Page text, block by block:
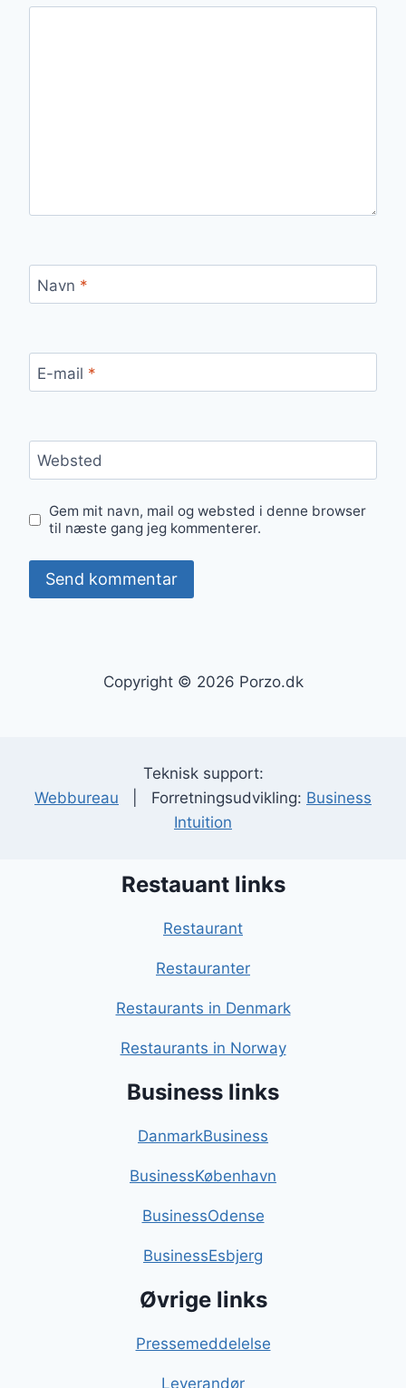
Navn *
E-mail *
Websted
Gem mit navn, mail og websted i denne browser
til næste gang jeg kommenterer.
Copyright © 2026 Porzo.dk
Teknisk support:
Webbureau | Forretningsudvikling: Business
Intuition
Restauant links
Restaurant
Restauranter
Restaurants in Denmark
Restaurants in Norway
Business links
DanmarkBusiness
BusinessKøbenhavn
BusinessOdense
BusinessEsbjerg
Øvrige links
Pressemeddelelse
Leverandør